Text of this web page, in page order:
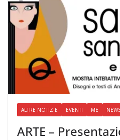
ALTRE NOTIZIE EVENTI ME
ARTE –